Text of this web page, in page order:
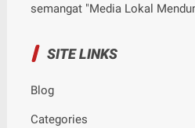
semangat "Media Lokal
SITE LINKS
Blog
Categories